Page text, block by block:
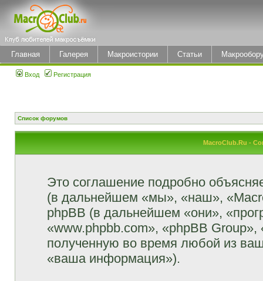
Главная Галерея Макроистории Статьи
Вход Регистрация
Список форумов
MacroClub.Ru -
Это соглашение подробно
(в дальнейшем «мы», «наш»,
phpBB (в дальнейшем «они»,
«www.phpbb.com», «phpBB
полученную во время любой из
«ваша информация»).